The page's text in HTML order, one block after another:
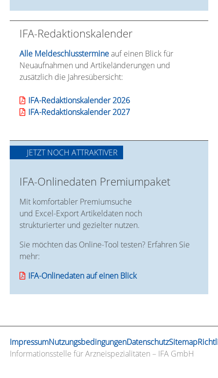
IFA-Redaktionskalender
Alle Meldeschlusstermineauf einen Blick für
Neuaufnahmen und Artikeländerungen und
zusätzlich die Jahresübersicht:
IFA-Redaktionskalender 2026
IFA-Redaktionskalender 2027
JETZT NOCH ATTRAKTIVER
IFA-Onlinedaten Premiumpaket
Mit komfortabler Premiumsuche
und Excel-Export Artikeldaten noch
strukturierter und gezielter nutzen.
Sie möchten das Online-Tool testen? Erfahren Sie
mehr:
IFA-Onlinedaten auf einen Blick
Informationsstelle für Arzneispezialitäten – IFA GmbH
ImpressumNutzungsbedingungenDatenschutzSitemap